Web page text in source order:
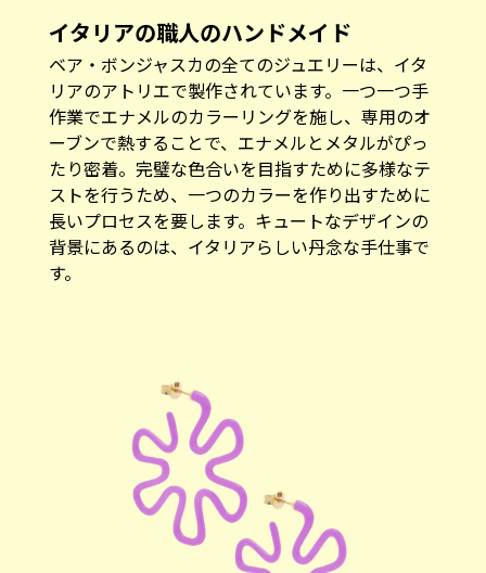
イタリアの職人のハンドメイド
ベア・ボンジャスカの全てのジュエリーは、イタ
リアのアトリエで製作されています。一つ一つ手
作業でエナメルのカラーリングを施し、専用のオ
ーブンで熱することで、エナメルとメタルがぴっ
たり密着。完璧な色合いを目指すために多様なテ
ストを行うため、一つのカラーを作り出すために
長いプロセスを要します。キュートなデザインの
背景にあるのは、イタリアらしい丹念な手仕事で
す。